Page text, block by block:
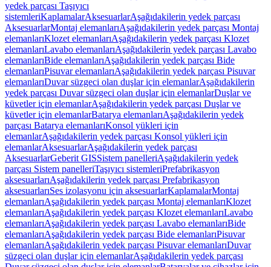
yedek parçası Taşıyıcı
sistemleriKaplamalarAksesuarlarAşağıdakilerin yedek parçası
AksesuarlarMontaj elemanlarıAşağıdakilerin yedek parçası Montaj
elemanlarıKlozet elemanlarıAşağıdakilerin yedek parçası Klozet
elemanlarıLavabo elemanlarıAşağıdakilerin yedek parçası Lavabo
elemanlarıBide elemanlarıAşağıdakilerin yedek parçası Bide
elemanlarıPisuvar elemanlarıAşağıdakilerin yedek parçası Pisuvar
elemanlarıDuvar süzgeci olan duşlar için elemanlarAşağıdakilerin
yedek parçası Duvar süzgeci olan duşlar için elemanlarDuşlar ve
küvetler için elemanlarAşağıdakilerin yedek parçası Duşlar ve
küvetler için elemanlarBatarya elemanlarıAşağıdakilerin yedek
parçası Batarya elemanlarıKonsol yükleri için
elemanlarAşağıdakilerin yedek parçası Konsol yükleri için
elemanlarAksesuarlarAşağıdakilerin yedek parçası
AksesuarlarGeberit GISSistem panelleriAşağıdakilerin yedek
parçası Sistem panelleriTaşıyıcı sistemleriPrefabrikasyon
aksesuarlarıAşağıdakilerin yedek parçası Prefabrikasyon
aksesuarlarıSes izolasyonu için aksesuarlarKaplamalarMontaj
elemanlarıAşağıdakilerin yedek parçası Montaj elemanlarıKlozet
elemanlarıAşağıdakilerin yedek parçası Klozet elemanlarıLavabo
elemanlarıAşağıdakilerin yedek parçası Lavabo elemanlarıBide
elemanlarıAşağıdakilerin yedek parçası Bide elemanlarıPisuvar
elemanlarıAşağıdakilerin yedek parçası Pisuvar elemanlarıDuvar
süzgeci olan duşlar için elemanlarAşağıdakilerin yedek parçası